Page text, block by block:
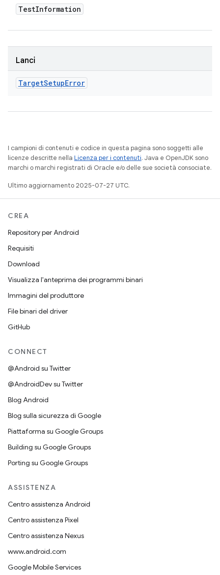
TestInformation
Lanci
TargetSetupError
I campioni di contenuti e codice in questa pagina sono soggetti alle
licenze descritte nella Licenza per i contenuti. Java e OpenJDK sono
marchi o marchi registrati di Oracle e/o delle sue società consociate.
Ultimo aggiornamento 2025-07-27 UTC.
CREA
Repository per Android
Requisiti
Download
Visualizza l'anteprima dei programmi binari
Immagini del produttore
File binari del driver
GitHub
CONNECT
@Android su Twitter
@AndroidDev su Twitter
Blog Android
Blog sulla sicurezza di Google
Piattaforma su Google Groups
Building su Google Groups
Porting su Google Groups
ASSISTENZA
Centro assistenza Android
Centro assistenza Pixel
Centro assistenza Nexus
www.android.com
Google Mobile Services